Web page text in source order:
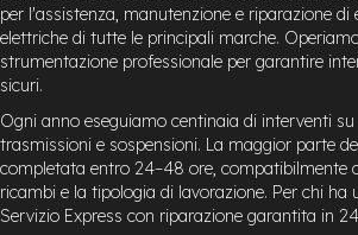
per l'assistenza, manutenzione e riparazione di
elettriche di tutte le principali marche.
strumentazione professionale per garantire
sicuri.
Ogni anno eseguiamo centinaia di interventi
trasmissioni e sospensioni. La maggior parte
completata entro 24–48 ore, compatibilmente
ricambi e la tipologia di lavorazione. Per chi ha
Servizio Express con riparazione garantita in